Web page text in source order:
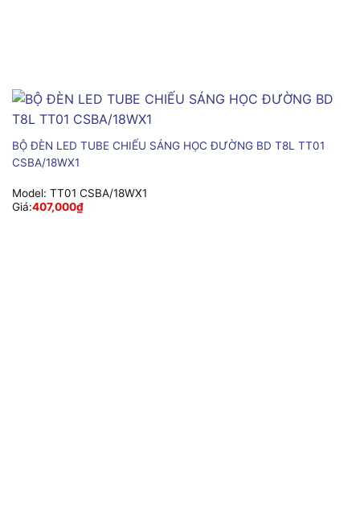
BỘ ĐÈN LED TUBE CHIẾU SÁNG HỌC ĐƯỜNG BD T8L TT01
CSBA/18WX1
Model: TT01 CSBA/18WX1
Giá:407,000₫